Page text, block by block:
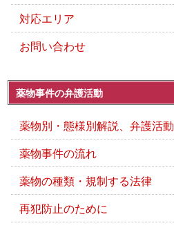
対応エリア
お問い合わせ
薬物事件の弁護活動
薬物別・態様別解説、弁護活動
薬物事件の流れ
薬物の種類・規制する法律
再犯防止のために